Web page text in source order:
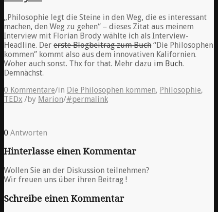
„Philosophie legt die Steine in den Weg, die es interessant
machen, den Weg zu gehen“ – dieses Zitat aus meinem
Interview mit Florian Brody wählte ich als Interview-
Headline. Der erste Blogbeitrag zum Buch “Die Philosophen
kommen” kommt also aus dem innovativen Kalifornien.
Woher auch sonst. Thx for that. Mehr dazu im Buch.
Demnächst.
0 Kommentare/in Die Philosophen kommen, Philosophie,
TEDx /by Marion/#permalink
0 Antworten
Hinterlasse einen Kommentar
Wollen Sie an der Diskussion teilnehmen?
Wir freuen uns über ihren Beitrag !
Schreibe einen Kommentar